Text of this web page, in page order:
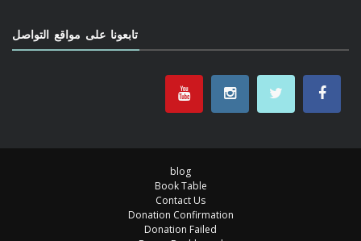
تابعونا على مواقع التواصل
blog
Book Table
Contact Us
Donation Confirmation
Donation Failed